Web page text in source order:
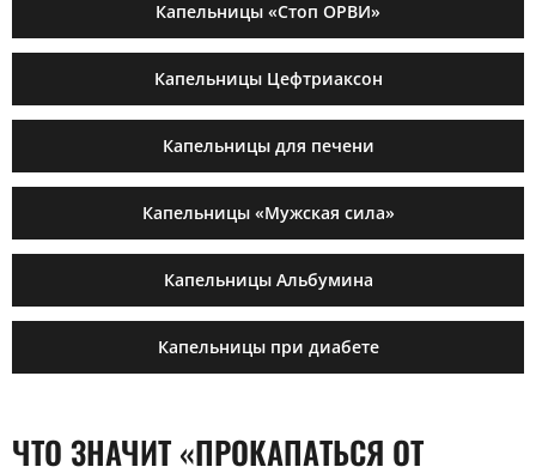
Капельницы «Стоп ОРВИ»
Капельницы Цефтриаксон
Капельницы для печени
Капельницы «Мужская сила»
Капельницы Альбумина
Капельницы при диабете
ЧТО ЗНАЧИТ «ПРОКАПАТЬСЯ ОТ